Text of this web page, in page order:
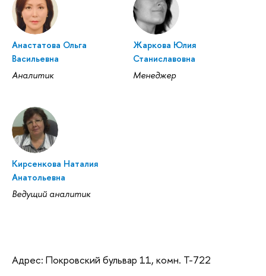
Анастатова Ольга
Васильевна
Аналитик
Жаркова Юлия
Станиславовна
Менеджер
Кирсенкова Наталия
Анатольевна
Ведущий аналитик
Адрес: Покровский бульвар 11, комн. T-722